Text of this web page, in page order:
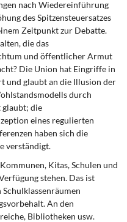
nach Wiedereinführung
des Spitzensteuersatzes
Zeitpunkt zur Debatte.
die das
und öffentlicher Armut
Die Union hat Eingriffe in
und glaubt an die Illusion der
durch
glaubt; die
eines regulierten
haben sich die
verständigt.
Kitas, Schulen und
stehen. Das ist
Schulklassenräumen
An den
Bibliotheken usw.